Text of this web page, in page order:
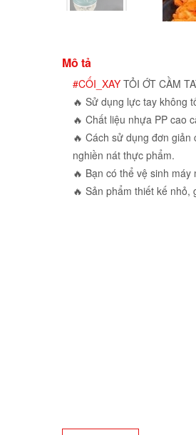
Mô tả
#CỐI_XAY TỎI ỚT CẦM
🔥 Sử dụng lực tay không
🔥 Chất liệu nhựa PP cao
🔥 Cách sử dụng đơn
nghiền nát thực phẩm.
🔥 Bạn có thể vệ sinh máy
🔥 Sản phẩm thiết kế